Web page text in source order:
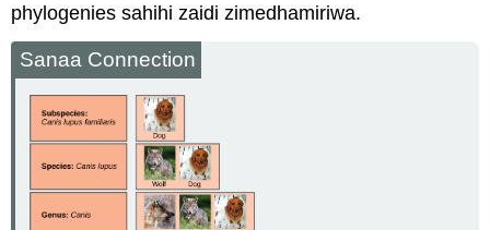
phylogenies sahihi zaidi zimedhamiriwa.
Sanaa Connection